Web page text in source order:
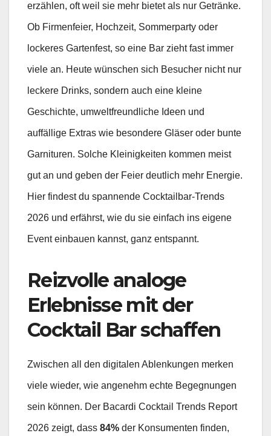
erzählen, oft weil sie mehr bietet als nur Getränke.
Ob Firmenfeier, Hochzeit, Sommerparty oder
lockeres Gartenfest, so eine Bar zieht fast immer
viele an. Heute wünschen sich Besucher nicht nur
leckere Drinks, sondern auch eine kleine
Geschichte, umweltfreundliche Ideen und
auffällige Extras wie besondere Gläser oder bunte
Garnituren. Solche Kleinigkeiten kommen meist
gut an und geben der Feier deutlich mehr Energie.
Hier findest du spannende Cocktailbar-Trends
2026 und erfährst, wie du sie einfach ins eigene
Event einbauen kannst, ganz entspannt.
Reizvolle analoge
Erlebnisse mit der
Cocktail Bar schaffen
Zwischen all den digitalen Ablenkungen merken
viele wieder, wie angenehm echte Begegnungen
sein können. Der Bacardi Cocktail Trends Report
2026 zeigt, dass 84% der Konsumenten finden,